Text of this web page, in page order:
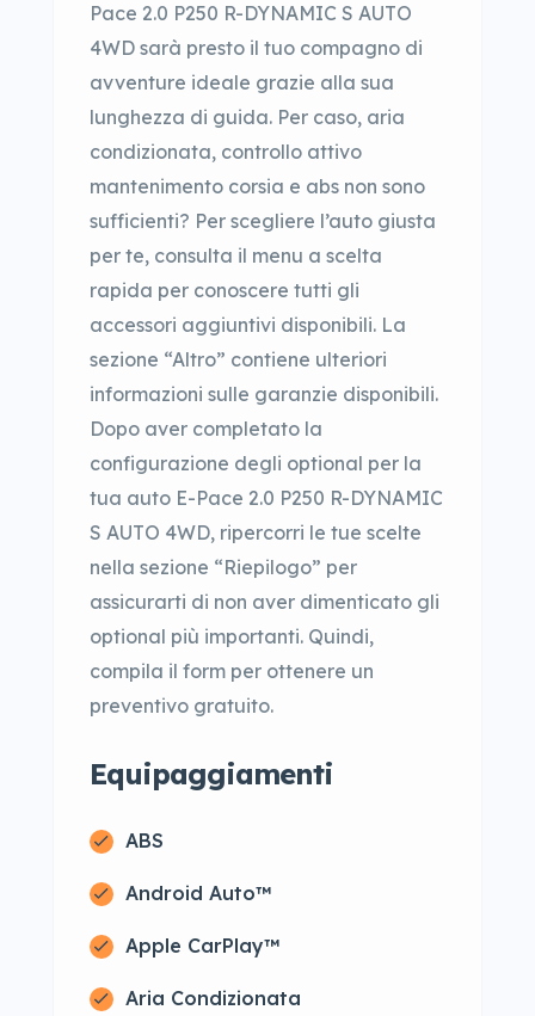
Pace 2.0 P250 R-DYNAMIC S AUTO
4WD sarà presto il tuo compagno di
avventure ideale grazie alla sua
lunghezza di guida. Per caso, aria
condizionata, controllo attivo
mantenimento corsia e abs non sono
sufficienti? Per scegliere l’auto giusta
per te, consulta il menu a scelta
rapida per conoscere tutti gli
accessori aggiuntivi disponibili. La
sezione “Altro” contiene ulteriori
informazioni sulle garanzie disponibili.
Dopo aver completato la
configurazione degli optional per la
tua auto E-Pace 2.0 P250 R-DYNAMIC
S AUTO 4WD, ripercorri le tue scelte
nella sezione “Riepilogo” per
assicurarti di non aver dimenticato gli
optional più importanti. Quindi,
compila il form per ottenere un
preventivo gratuito.
Equipaggiamenti
ABS
Android Auto™
Apple CarPlay™
Aria Condizionata